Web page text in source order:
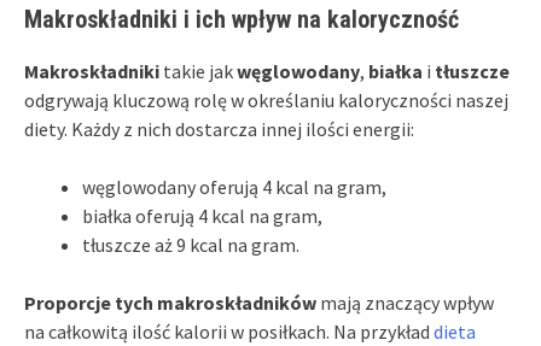
Makroskładniki i ich wpływ na kaloryczność
Makroskładniki takie jakwęglowodany, białka i tłuszcze
odgrywają kluczową rolę w określaniu kaloryczności naszej
diety. Każdy z nich dostarcza innej ilości energii:
węglowodany oferują 4 kcal na gram,
białka oferują 4 kcal na gram,
tłuszcze aż 9 kcal na gram.
Proporcje tych makroskładników mają znaczący wpływ
na całkowitą ilość kalorii w posiłkach. Na przykład dieta